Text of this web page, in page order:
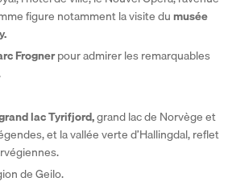
figure notamment la visite du musée
Frogner pour admirer les remarquables
lac Tyrifjord, grand lac de Norvège et
et la vallée verte d’Hallingdal, reflet
de Geilo.